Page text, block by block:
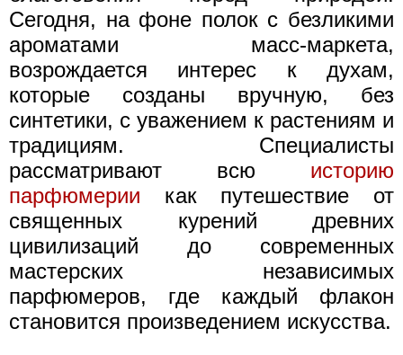
Сегодня, на фоне полок с безликими
ароматами масс-маркета,
возрождается интерес к духам,
которые созданы вручную, без
синтетики, с уважением к растениям и
традициям. Специалисты
рассматривают всю историю
парфюмерии как путешествие от
священных курений древних
цивилизаций до современных
мастерских независимых
парфюмеров, где каждый флакон
становится произведением искусства.